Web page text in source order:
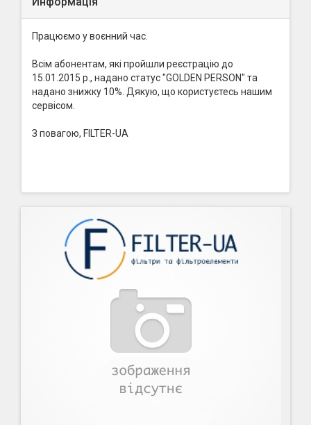
Працюємо у воєнний час.
Всім абонентам, які пройшли реєстрацію до
15.01.2015 р., надано статус "GOLDEN PERSON" та
надано знижку 10%. Дякую, що користуєтесь нашим
сервісом.
З повагою, FILTER-UA